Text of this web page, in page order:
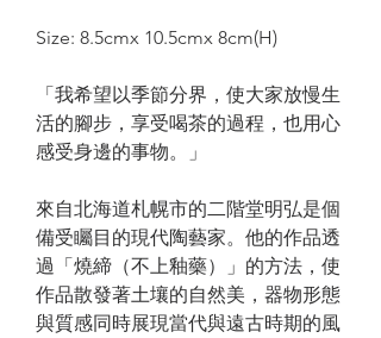
Size: 8.5cmx 10.5cmx 8cm(H)
「我希望以季節分界，使大家放慢生
活的腳步，享受喝茶的過程，也用心
感受身邊的事物。」
來自北海道札幌市的二階堂明弘是個
備受矚目的現代陶藝家。他的作品透
過「燒締（不上釉藥）」的方法，使
作品散發著土壤的自然美，器物形態
與質感同時展現當代與遠古時期的風